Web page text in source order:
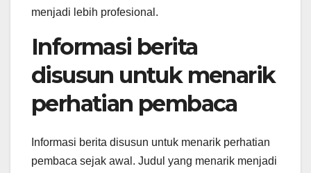
menjadi lebih profesional.
Informasi berita
disusun untuk menarik
perhatian pembaca
Informasi berita disusun untuk menarik perhatian
pembaca sejak awal. Judul yang menarik menjadi